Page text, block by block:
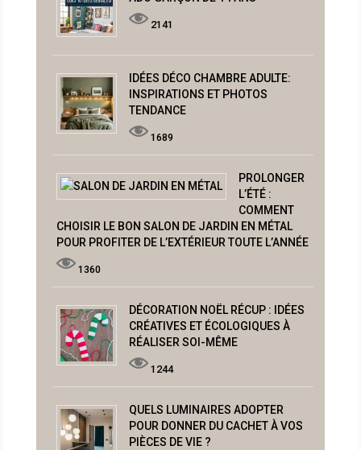
2141
IDÉES DÉCO CHAMBRE ADULTE:
INSPIRATIONS ET PHOTOS
TENDANCE
1689
PROLONGER
L’ÉTÉ :
COMMENT
CHOISIR LE BON SALON DE JARDIN EN MÉTAL
POUR PROFITER DE L’EXTÉRIEUR TOUTE L’ANNÉE
1360
DÉCORATION NOËL RÉCUP : IDÉES
CRÉATIVES ET ÉCOLOGIQUES À
RÉALISER SOI-MÊME
1244
QUELS LUMINAIRES ADOPTER
POUR DONNER DU CACHET À VOS
PIÈCES DE VIE ?